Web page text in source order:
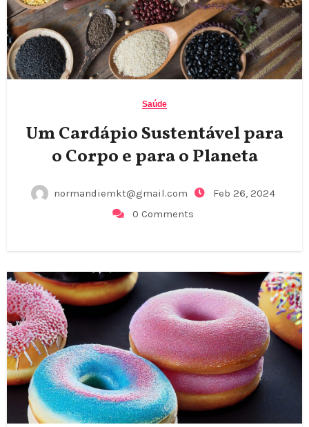
Saúde
Um Cardápio Sustentável para
o Corpo e para o Planeta
normandiemkt@gmail.com
Feb 26, 2024
0 Comments